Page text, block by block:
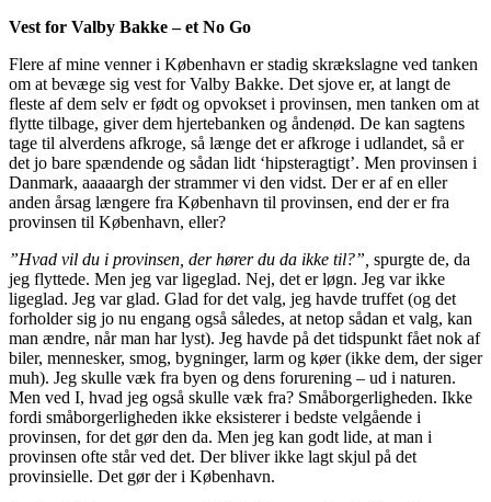
Vest for Valby Bakke – et No Go
Flere af mine venner i København er stadig skrækslagne ved tanken
om at bevæge sig vest for Valby Bakke. Det sjove er, at langt de
fleste af dem selv er født og opvokset i provinsen, men tanken om at
flytte tilbage, giver dem hjertebanken og åndenød. De kan sagtens
tage til alverdens afkroge, så længe det er afkroge i udlandet, så er
det jo bare spændende og sådan lidt ‘hipsteragtigt’. Men provinsen i
Danmark, aaaaargh der strammer vi den vidst. Der er af en eller
anden årsag længere fra København til provinsen, end der er fra
provinsen til København, eller?
”Hvad vil du i provinsen, der hører du da ikke til?”, spurgte de, da
jeg flyttede. Men jeg var ligeglad. Nej, det er løgn. Jeg var ikke
ligeglad. Jeg var glad. Glad for det valg, jeg havde truffet (og det
forholder sig jo nu engang også således, at netop sådan et valg, kan
man ændre, når man har lyst). Jeg havde på det tidspunkt fået nok af
biler, mennesker, smog, bygninger, larm og køer (ikke dem, der siger
muh). Jeg skulle væk fra byen og dens forurening – ud i naturen.
Men ved I, hvad jeg også skulle væk fra? Småborgerligheden. Ikke
fordi småborgerligheden ikke eksisterer i bedste velgående i
provinsen, for det gør den da. Men jeg kan godt lide, at man i
provinsen ofte står ved det. Der bliver ikke lagt skjul på det
provinsielle. Det gør der i København.